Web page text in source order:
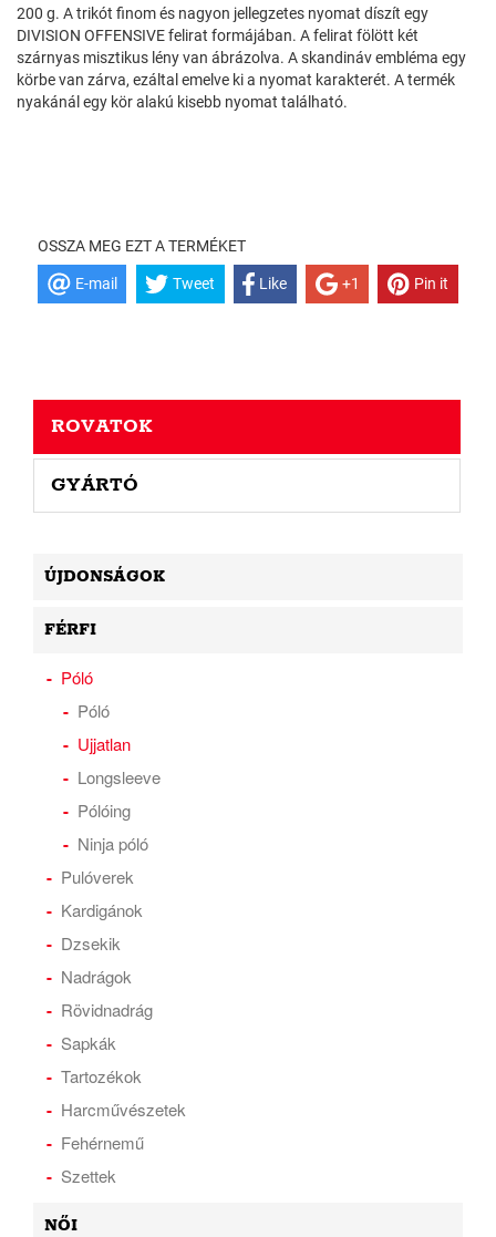
200 g. A trikót finom és nagyon jellegzetes nyomat díszít egy
DIVISION OFFENSIVE felirat formájában. A felirat fölött két
szárnyas misztikus lény van ábrázolva. A skandináv embléma egy
körbe van zárva, ezáltal emelve ki a nyomat karakterét. A termék
nyakánál egy kör alakú kisebb nyomat található.
OSSZA MEG EZT A TERMÉKET
E-mail Tweet Like +1 Pin it
ROVATOK
GYÁRTÓ
ÚJDONSÁGOK
FÉRFI
Póló
Póló
Ujjatlan
Longsleeve
Pólóing
Ninja póló
Pulóverek
Kardigánok
Dzsekik
Nadrágok
Rövidnadrág
Sapkák
Tartozékok
Harcművészetek
Fehérnemű
Szettek
NŐI